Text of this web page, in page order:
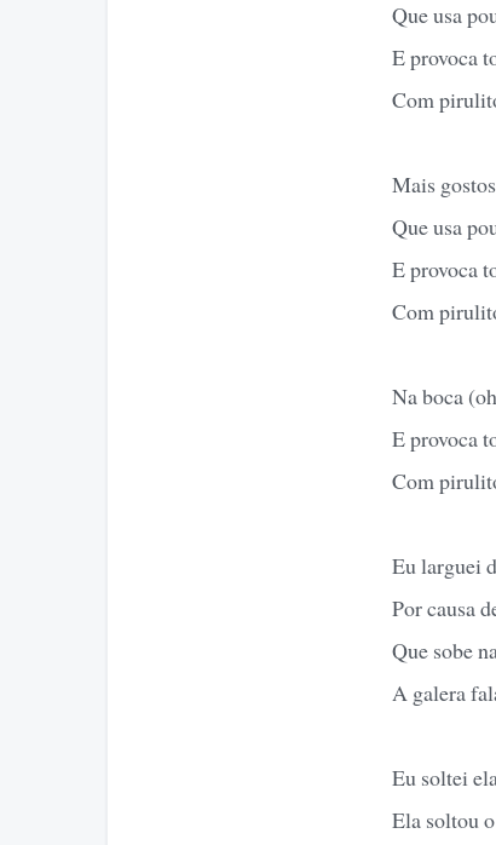
Que usa
E provoca
Com
Mais
Que usa
E provoca
Com
Na boca
E provoca
Com
Eu larguei
Por causa
Que sobe
A galera
Eu soltei
Ela soltou